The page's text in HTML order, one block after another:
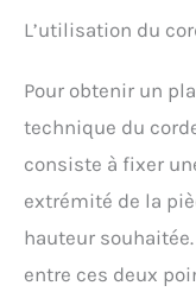
L’utilisation du
Pour obtenir un
technique du
consiste à fixer
extrémité de la
hauteur
entre ces deux